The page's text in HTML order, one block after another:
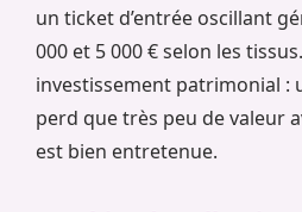
un ticket d’entrée oscillant
000 et 5 000 € selon les tissus.
investissement patrimonial :
perd que très peu de valeur
est bien entretenue.